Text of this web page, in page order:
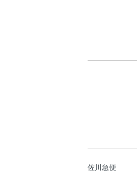
佐川急便